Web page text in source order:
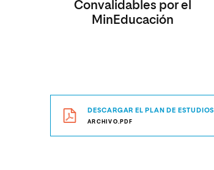
Convalidables por el
MinEducación
DESCARGAR EL PLAN DE ESTUDIOS
ARCHIVO.PDF